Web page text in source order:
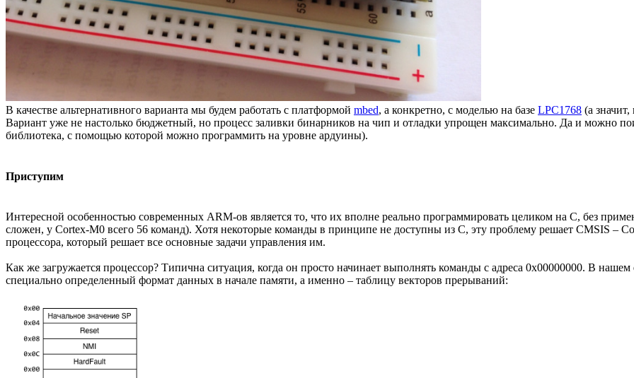
В качестве альтернативного варианта мы будем работать с платформой mbed, а конкретно, с моделью на базе LPC1768 (а
Вариант уже не настолько бюджетный, но процесс заливки бинарников на чип и отладки упрощен максимально. Да и можно
библиотека, с помощью которой можно программить на уровне ардуины).
Приступим
Интересной особенностью современных ARM-ов является то, что их вполне реально программировать целиком на С, без
сложен, у Cortex-M0 всего 56 команд). Хотя некоторые команды в принципе не доступны из С, эту проблему решает CMSIS –
процессора, который решает все основные задачи управления им.
Как же загружается процессор? Типична ситуация, когда он просто начинает выполнять команды с адреса 0x00000000. В
специально определенный формат данных в начале памяти, а именно – таблицу векторов прерываний: